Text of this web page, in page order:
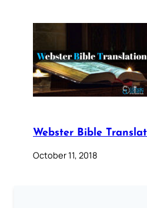
Webster Bible
October 11, 2018